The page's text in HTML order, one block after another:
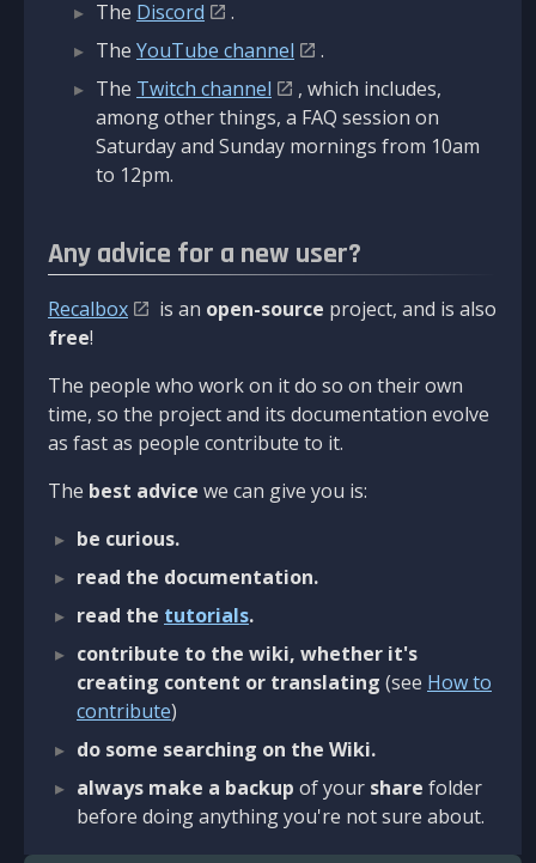
The Discord
.
The YouTube channel
.
The Twitch channel
, which includes,
among other things, a FAQ session on
Saturday and Sunday mornings from 10am
to 12pm.
Any advice for a new user?
Recalbox is an open-source project, and is also
free!
The people who work on it do so on their own
time, so the project and its documentation evolve
as fast as people contribute to it.
The best advice we can give you is:
be curious.
read the documentation.
read the tutorials.
contribute to the wiki, whether it's
creating content or translating (see How to
contribute)
do some searching on the Wiki.
always make a backup of your share folder
before doing anything you're not sure about.